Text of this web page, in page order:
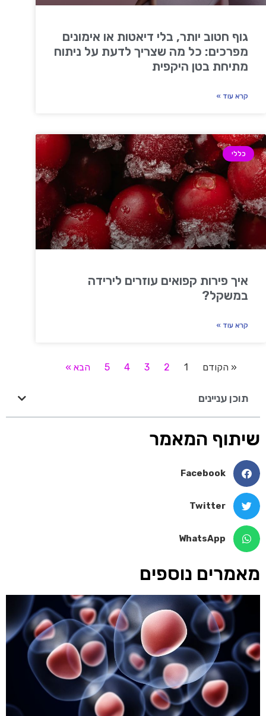
גוף חטוב יותר, בלי דיאטות או אימונים
מפרכים: כל מה שצריך לדעת על ניתוח
מתיחת בטן היקפית
קרא עוד »
כללי
איך פירות קפואים עוזרים לירידה
במשקל?
קרא עוד »
« הקודם 1
2
3
4
5 הבא »
תוכן עניינים
שיתוף המאמר
Facebook
Twitter
WhatsApp
מאמרים נוספים